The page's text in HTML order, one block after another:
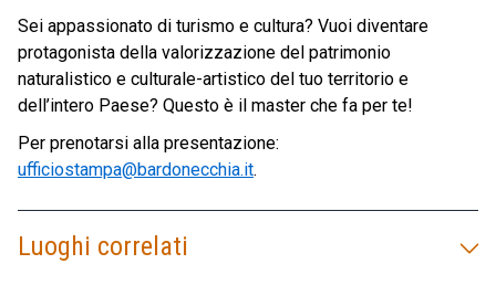
Sei appassionato di turismo e cultura? Vuoi diventare
protagonista della valorizzazione del patrimonio
naturalistico e culturale-artistico del tuo territorio e
dell’intero Paese? Questo è il master che fa per te!
Per prenotarsi alla presentazione:
ufficiostampa@bardonecchia.it.
Luoghi correlati